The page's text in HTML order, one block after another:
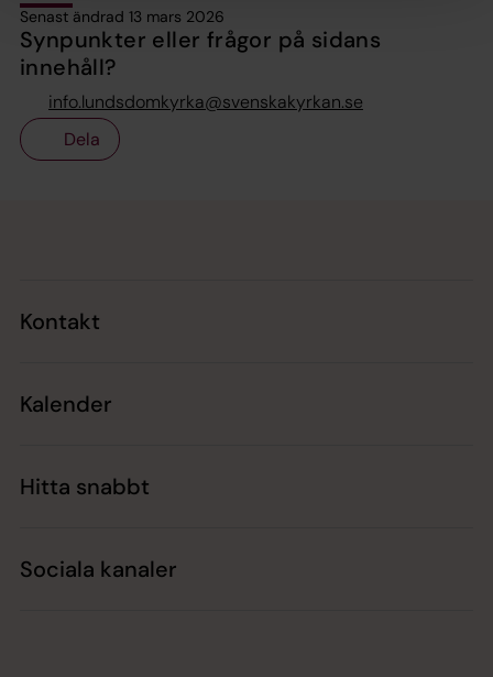
Senast ändrad 13 mars 2026
Synpunkter eller frågor på sidans
innehåll?
info.lundsdomkyrka@svenskakyrkan.se
Dela
Kontakt
Kalender
Hitta snabbt
Sociala kanaler